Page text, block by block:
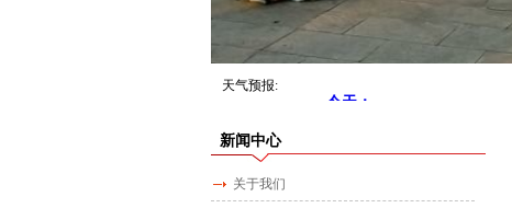
天气预报:
新闻中心
关于我们